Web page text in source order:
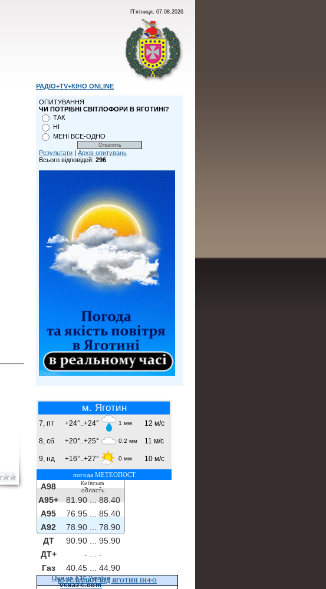
П`ятниця, 07.08.2026
РАДІО+TV+КІНО ONLINE
ОПИТУВАННЯ
ЧИ ПОТРІБНІ СВІТЛОФОРИ В ЯГОТИНІ?
ТАК
НІ
МЕНІ ВСЕ-ОДНО
Результати | Архів опитувань
Всього відповідей: 296
м. Яготин
7, пт +24°..+24° 1 мм 12 м/с
8, сб +20°..+25° 0.2 мм 11 м/с
9, нд +16°..+27° 0 мм 10 м/с
погода МЕТЕОПОСТ
Київська
область
A98 - ...-
A95+
81.90 ...
88.40
A95
76.95 ...
85.40
A92
78.90 ...
78.90
ДТ
90.90 ...
95.90
ДТ+
- ...
-
Газ
40.45 ... 44.90
Ціни на АЗС України
vseazs.com
КУРС ВАЛЮТ ВІД ЯГОТИН ІНФО